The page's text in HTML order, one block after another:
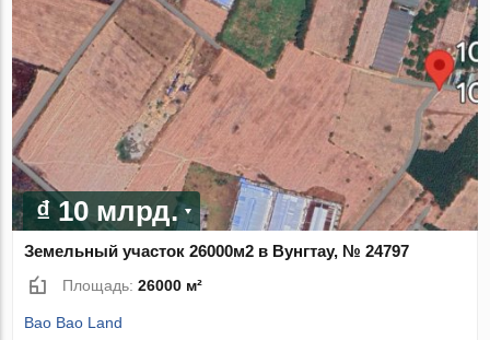
₫ 10 млрд.
Земельный участок 26000м2 в Вунгтау, № 24797
Площадь:26000 м²
Bao Bao Land